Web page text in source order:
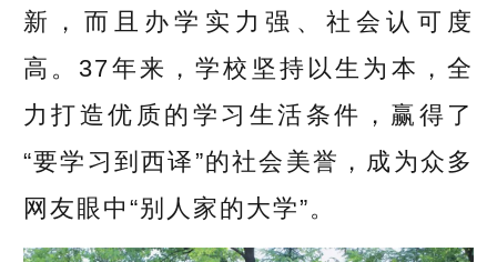
新，而且办学实力强、社会认可度
高。37年来，学校坚持以生为本，全
力打造优质的学习生活条件，赢得了
“要学习到西译”的社会美誉，成为众多
网友眼中“别人家的大学”。